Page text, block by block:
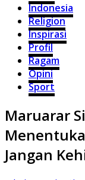
Indonesia
Religion
Inspirasi
Profil
Ragam
Opini
Sport
Maruarar
Jangan